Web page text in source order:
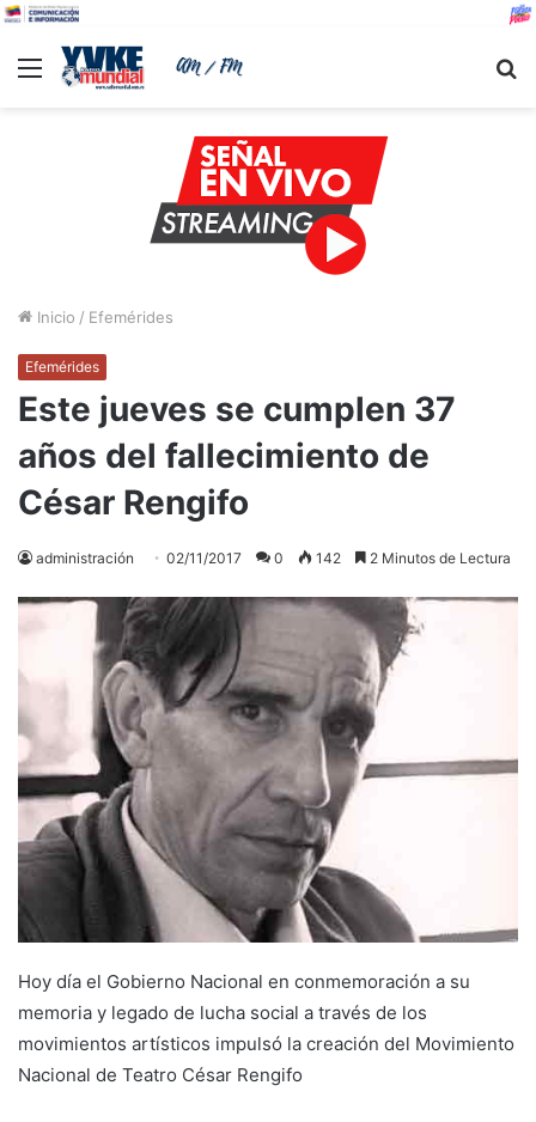
Menu
Inicio / Efemérides
Efemérides
Este jueves se cumplen 37
años del fallecimiento de
César Rengifo
administración 02/11/2017 0 142 2 Minutos de Lectura
Hoy día el Gobierno Nacional en conmemoración a su
memoria y legado de lucha social a través de los
movimientos artísticos impulsó la creación del Movimiento
Nacional de Teatro César Rengifo